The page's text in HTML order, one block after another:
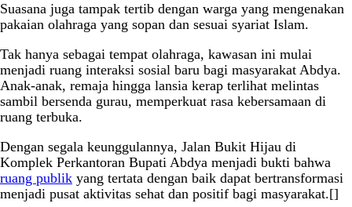
Suasana juga tampak tertib dengan warga yang mengenakan
pakaian olahraga yang sopan dan sesuai syariat Islam.
Tak hanya sebagai tempat olahraga, kawasan ini mulai
menjadi ruang interaksi sosial baru bagi masyarakat Abdya.
Anak-anak, remaja hingga lansia kerap terlihat melintas
sambil bersenda gurau, memperkuat rasa kebersamaan di
ruang terbuka.
Dengan segala keunggulannya, Jalan Bukit Hijau di
Komplek Perkantoran Bupati Abdya menjadi bukti bahwa
ruang publik yang tertata dengan baik dapat bertransformasi
menjadi pusat aktivitas sehat dan positif bagi masyarakat.[]